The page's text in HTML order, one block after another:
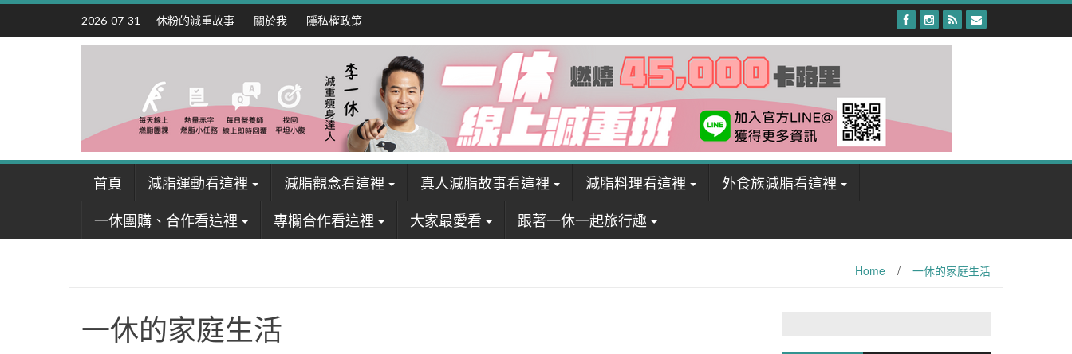
Skip
content
2026-07-31 休粉的減重故事 關於我 隱私權政策
首頁 減脂運動看這裡 減脂觀念看這裡 真人減脂故事看這裡 減脂料理看這裡
外食族減脂看這裡
一休團購、合作看這裡
專欄合作看這裡 大家最愛看 跟著一休一起旅行趣
Home / 一休的家庭生活
一休的家庭生活